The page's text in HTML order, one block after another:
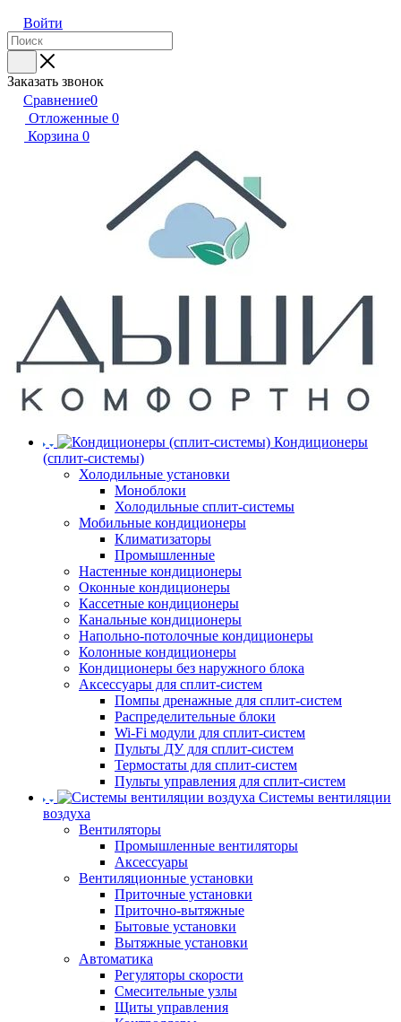
Войти
Заказать звонок
Сравнение0
Отложенные 0
Корзина 0
Кондиционеры
(сплит-системы)
Холодильные установки
Моноблоки
Холодильные сплит-системы
Мобильные кондиционеры
Климатизаторы
Промышленные
Настенные кондиционеры
Оконные кондиционеры
Кассетные кондиционеры
Канальные кондиционеры
Напольно-потолочные кондиционеры
Колонные кондиционеры
Кондиционеры без наружного блока
Аксессуары для сплит-систем
Помпы дренажные для сплит-систем
Распределительные блоки
Wi-Fi модули для сплит-систем
Пульты ДУ для сплит-систем
Термостаты для сплит-систем
Пульты управления для сплит-систем
Системы вентиляции
воздуха
Вентиляторы
Промышленные вентиляторы
Аксессуары
Вентиляционные установки
Приточные установки
Приточно-вытяжные
Бытовые установки
Вытяжные установки
Автоматика
Регуляторы скорости
Смесительные узлы
Щиты управления